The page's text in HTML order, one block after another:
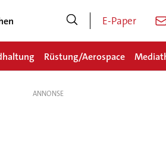
E-Paper
Rüstung/Aerospace